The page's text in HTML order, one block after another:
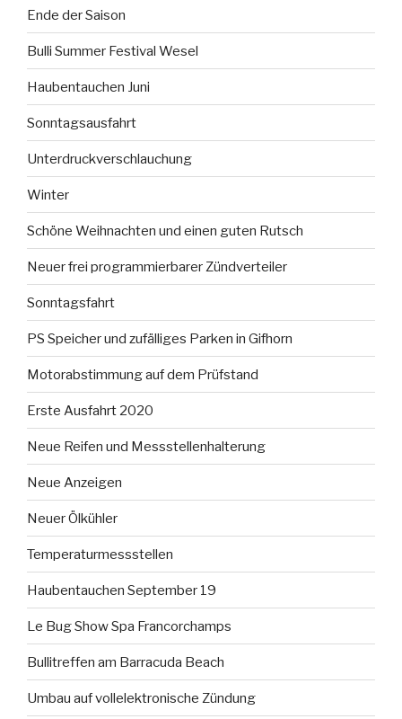
Ende der Saison
Bulli Summer Festival Wesel
Haubentauchen Juni
Sonntagsausfahrt
Unterdruckverschlauchung
Winter
Schöne Weihnachten und einen guten Rutsch
Neuer frei programmierbarer Zündverteiler
Sonntagsfahrt
PS Speicher und zufälliges Parken in Gifhorn
Motorabstimmung auf dem Prüfstand
Erste Ausfahrt 2020
Neue Reifen und Messstellenhalterung
Neue Anzeigen
Neuer Ölkühler
Temperaturmessstellen
Haubentauchen September 19
Le Bug Show Spa Francorchamps
Bullitreffen am Barracuda Beach
Umbau auf vollelektronische Zündung